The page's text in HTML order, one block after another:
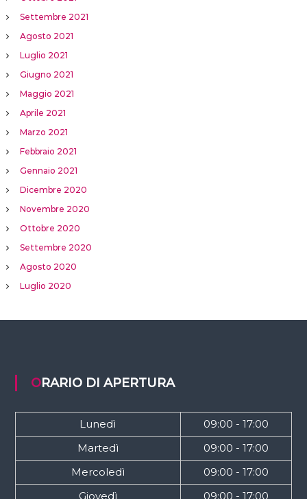
Settembre 2021
Agosto 2021
Luglio 2021
Giugno 2021
Maggio 2021
Aprile 2021
Marzo 2021
Febbraio 2021
Gennaio 2021
Dicembre 2020
Novembre 2020
Ottobre 2020
Settembre 2020
Agosto 2020
Luglio 2020
ORARIO DI APERTURA
Lunedì
09:00 - 17:00
Martedì
09:00 - 17:00
Mercoledì
09:00 - 17:00
Giovedì
09:00 - 17:00